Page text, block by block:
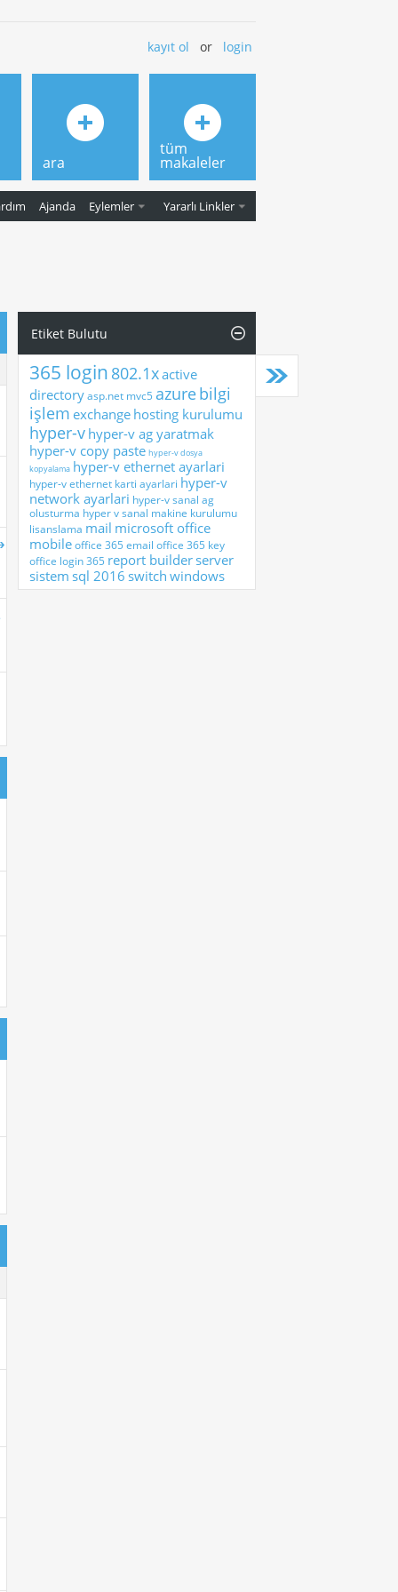
kayıt ol or login
Ajanda Eylemler Yararlı Linkler
ara
tüm
makaleler
Etiket Bulutu
365 login 802.1xactive
directoryasp.net mvc5 azurebilgi
işlem exchange hosting kurulumu
hyper-v hyper-v ag yaratmak
hyper-v copy paste hyper-v dosya
kopyalama hyper-v ethernet ayarlari
hyper-v ethernet karti ayarlari hyper-v
network ayarlari hyper-v sanal ag
olusturma hyper v sanal makine kurulumu
lisanslama mail microsoft office
mobileoffice 365 email office 365 key
office login 365 report builderserver
sistem sql 2016 switch windows